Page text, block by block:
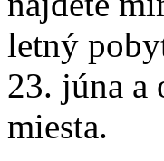
letný
23. júna a
miesta.